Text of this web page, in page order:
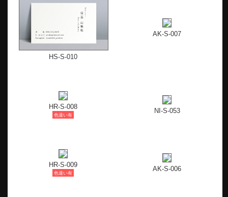
HS-S-010
AK-S-007
HR-S-008
色違い有
NI-S-053
HR-S-009
色違い有
AK-S-006